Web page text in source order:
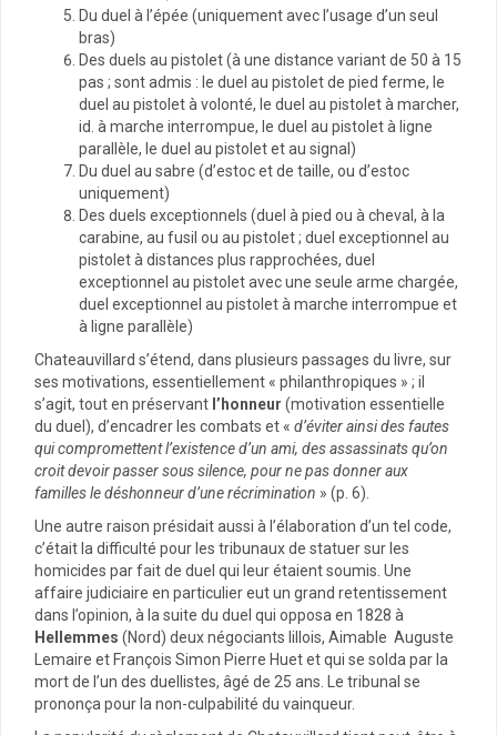
Du duel à l’épée (uniquement avec l’usage d’un seul
bras)
Des duels au pistolet (à une distance variant de 50 à 15
pas ; sont admis : le duel au pistolet de pied ferme, le
duel au pistolet à volonté, le duel au pistolet à marcher,
id. à marche interrompue, le duel au pistolet à ligne
parallèle, le duel au pistolet et au signal)
Du duel au sabre (d’estoc et de taille, ou d’estoc
uniquement)
Des duels exceptionnels (duel à pied ou à cheval, à la
carabine, au fusil ou au pistolet ; duel exceptionnel au
pistolet à distances plus rapprochées, duel
exceptionnel au pistolet avec une seule arme chargée,
duel exceptionnel au pistolet à marche interrompue et
à ligne parallèle)
Chateauvillard s’étend, dans plusieurs passages du livre, sur
ses motivations, essentiellement « philanthropiques » ; il
s’agit, tout en préservant l’honneur (motivation essentielle
du duel), d’encadrer les combats et « d’éviter ainsi des fautes
qui compromettent l’existence d’un ami, des assassinats qu’on
croit devoir passer sous silence, pour ne pas donner aux
familles le déshonneur d’une récrimination » (p. 6).
Une autre raison présidait aussi à l’élaboration d’un tel code,
c’était la difficulté pour les tribunaux de statuer sur les
homicides par fait de duel qui leur étaient soumis. Une
affaire judiciaire en particulier eut un grand retentissement
dans l’opinion, à la suite du duel qui opposa en 1828 à
Hellemmes (Nord) deux négociants lillois, Aimable Auguste
Lemaire et François Simon Pierre Huet et qui se solda par la
mort de l’un des duellistes, âgé de 25 ans. Le tribunal se
prononça pour la non-culpabilité du vainqueur.